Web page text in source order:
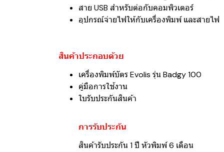
สาย USB สำหรับต่อกับคอมพิวเตอร์
อุปกรณ์จ่ายไฟให้กับเครื่องพิมพ์ และสายไฟ
สินค้าประกอบด้วย
เครื่องพิมพ์บัตร Evolis รุ่น Badgy 100
คู่มือการใช้งาน
ใบรับประกันสินค้า
การรับประกัน
สินค้ารับประกัน 1 ปี หัวพิมพ์ 6 เดือน